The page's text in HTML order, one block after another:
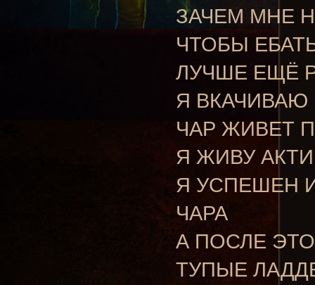
ЗАЧЕМ МНЕ
ЧТОБЫ
ЛУЧШЕ ЕЩЁ
Я
ЧАР ЖИВЕТ
Я ЖИВУ
Я УСПЕШЕН
ЧАРА
А ПОСЛЕ
ТУПЫЕ